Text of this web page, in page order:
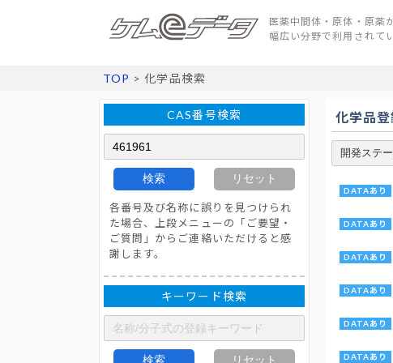
医薬中間体・原体・原薬
幅広い分野で利用されて
TOP > 化学品検索
CAS番号検索
検索 リセット
各番号及び名称に誤りを見つけられ
た場合、上段メニューの「ご要望・
ご質問」からご連絡いただけると感
謝します。
キーワード検索
検索 リセット
化学品